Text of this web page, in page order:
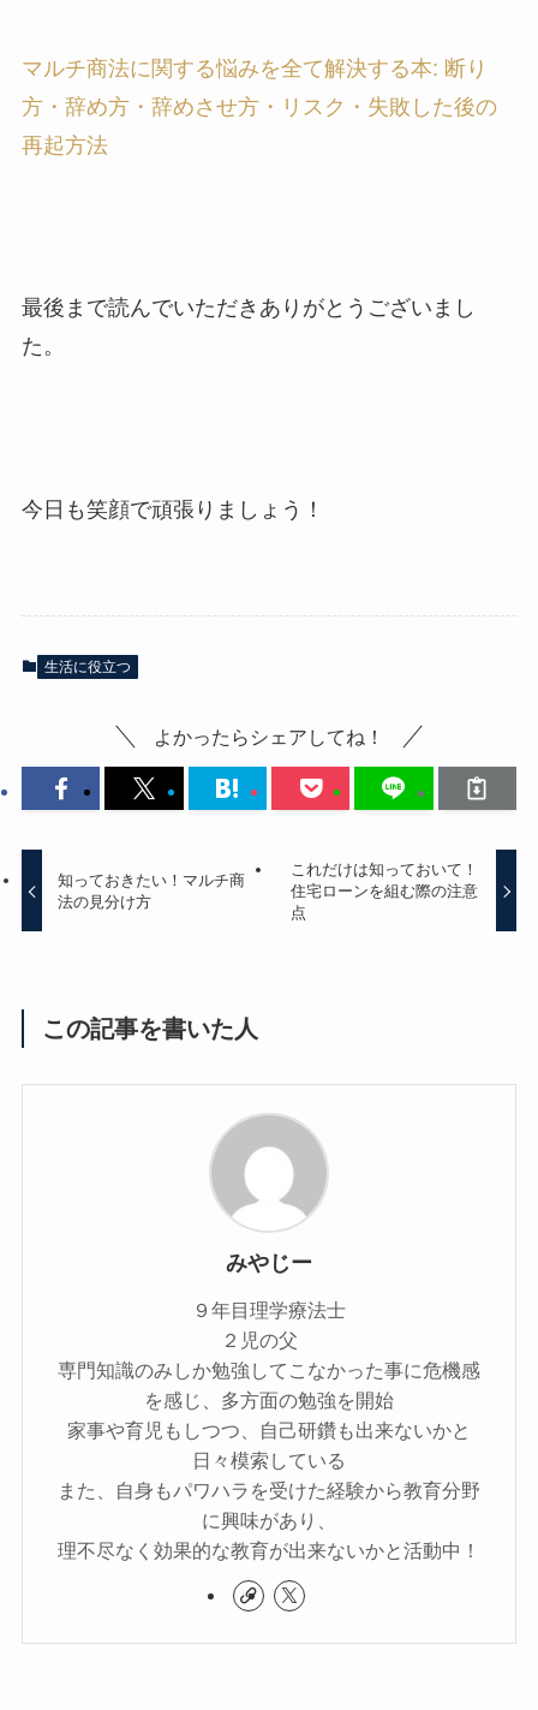
マルチ商法に関する悩みを全て解決する本: 断り
方・辞め方・辞めさせ方・リスク・失敗した後の
再起方法
最後まで読んでいただきありがとうございまし
た。
今日も笑顔で頑張りましょう！
生活に役立つ
よかったらシェアしてね！
知っておきたい！マルチ商
法の見分け方
これだけは知っておいて！
住宅ローンを組む際の注意
点
この記事を書いた人
みやじー
９年目理学療法士
２児の父
専門知識のみしか勉強してこなかった事に危機感
を感じ、多方面の勉強を開始
家事や育児もしつつ、自己研鑽も出来ないかと
日々模索している
また、自身もパワハラを受けた経験から教育分野
に興味があり、
理不尽なく効果的な教育が出来ないかと活動中！